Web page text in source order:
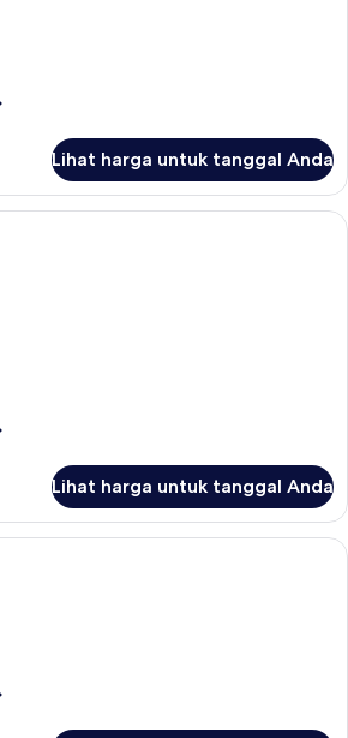
Lihat harga untuk tanggal Anda
Minibar, brankas, meja kerja, dan
Lihat harga untuk tanggal Anda
Minibar, brankas, meja kerja, dan